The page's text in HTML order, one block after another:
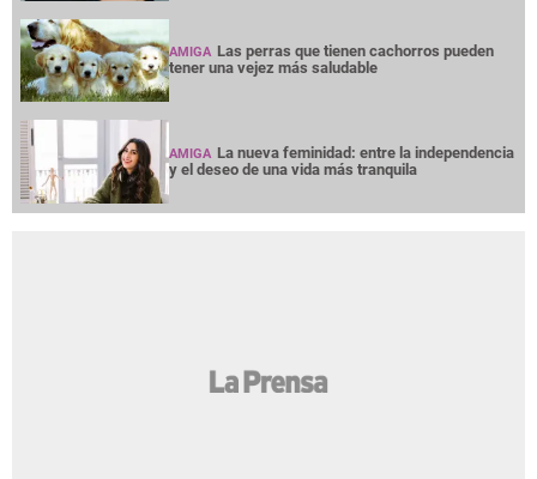
AMIGA Las perras que tienen cachorros pueden
tener una vejez más saludable
AMIGA La nueva feminidad: entre la independencia
y el deseo de una vida más tranquila